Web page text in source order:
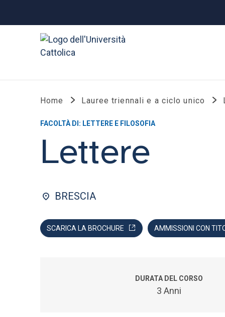
Home Lauree triennali e a ciclo unico
FACOLTÀ DI: LETTERE E FILOSOFIA
Lettere
BRESCIA
SCARICA LA BROCHURE AMMISSIONI CON
DURATA DEL CORSO
3 Anni